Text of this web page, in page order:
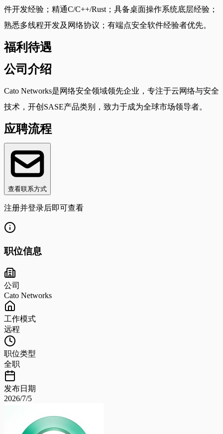
件开发经验；精通C/C++/Rust；具备桌面操作系统底层经验；
熟悉多线程开发及网络协议；有端点安全软件经验者优先。
福利待遇
公司介绍
Cato Networks是网络安全领域领先企业，专注于云网络与安全
技术，开创SASE产品类别，致力于成为全球市场领导者。
应聘流程
查看联系方式
注册并登录后即可查看
职位信息
公司
Cato Networks
工作模式
远程
职位类型
全职
发布日期
2026/7/5